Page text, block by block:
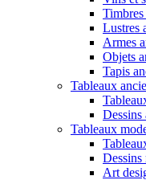
Lustres
Armes
Objets
Tapis
Tableaux
Dessins
Tableaux
Dessins
Art